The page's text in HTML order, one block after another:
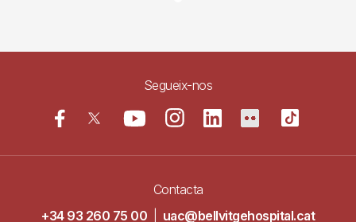
Segueix-nos
Contacta
+34 93 260 75 00
uac@bellvitgehospital.cat